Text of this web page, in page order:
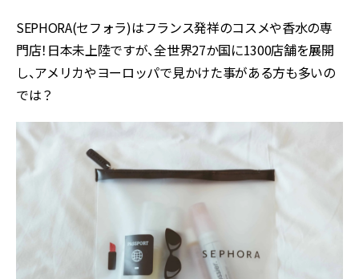
SEPHORA(セフォラ)はフランス発祥のコスメや香水の専
門店！日本未上陸ですが、全世界27か国に1300店舗を展開
し、アメリカやヨーロッパで見かけた事がある方も多いの
では？